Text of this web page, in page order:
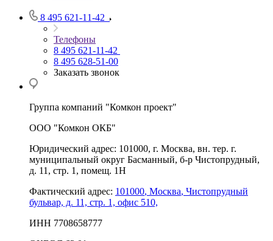
8 495 621-11-42
Телефоны
8 495 621-11-42
8 495 628-51-00
Заказать звонок
Группа компаний "Комкон проект"
ООО "Комкон ОКБ"
Юридический адрес: 101000, г. Москва, вн. тер. г.
муниципальный округ Басманный, б-р Чистопрудный,
д. 11, стр. 1, помещ. 1Н
Фактический адрес: 101000, Москва, Чистопрудный
бульвар, д. 11, стр. 1, офис 510,
ИНН 7708658777